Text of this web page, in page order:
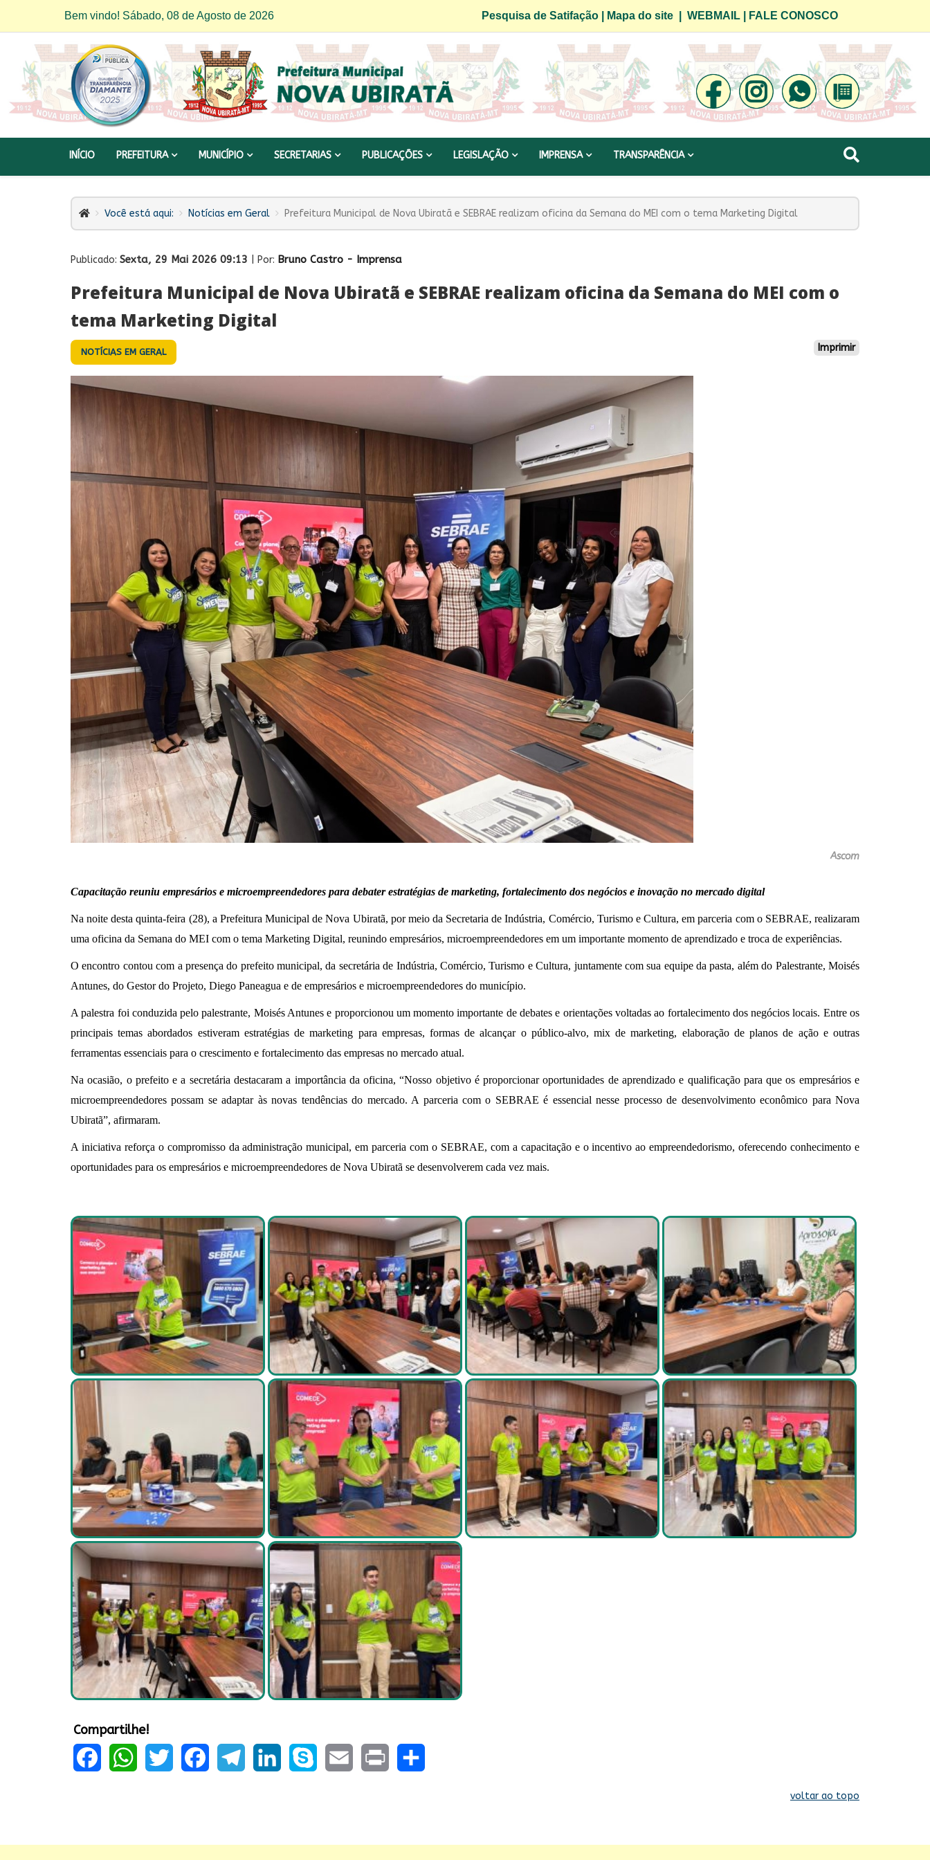
Bem vindo! Sábado, 08 de Agosto de 2026 Pesquisa de Satifação| Mapa do site| WEBMAIL| FALE CONOSCO
INÍCIO PREFEITURA MUNICÍPIO SECRETARIAS PUBLICAÇÕES LEGISLAÇÃO IMPRENSA TRANSPARÊNCIA
Você está aqui: Notícias em Geral Prefeitura Municipal de Nova Ubiratã e SEBRAE realizam oficina da Semana do MEI com o tema Marketing Digital
Publicado: Sexta, 29 Mai 2026 09:13 | Por: Bruno Castro - Imprensa
Prefeitura Municipal de Nova Ubiratã e SEBRAE realizam oficina da Semana do MEI com o
tema Marketing Digital
NOTÍCIAS EM GERAL Imprimir
Ascom
Capacitação reuniu empresários e microempreendedores para debater estratégias de marketing, fortalecimento dos negócios e inovação no mercado digital
Na noite desta quinta-feira (28), a Prefeitura Municipal de Nova Ubiratã, por meio da Secretaria de Indústria, Comércio, Turismo e Cultura, em parceria com o SEBRAE, realizaram
uma oficina da Semana do MEI com o tema Marketing Digital, reunindo empresários, microempreendedores em um importante momento de aprendizado e troca de experiências.
O encontro contou com a presença do prefeito municipal, da secretária de Indústria, Comércio, Turismo e Cultura, juntamente com sua equipe da pasta, além do Palestrante, Moisés
Antunes, do Gestor do Projeto, Diego Paneagua e de empresários e microempreendedores do município.
A palestra foi conduzida pelo palestrante, Moisés Antunes e proporcionou um momento importante de debates e orientações voltadas ao fortalecimento dos negócios locais. Entre os
principais temas abordados estiveram estratégias de marketing para empresas, formas de alcançar o público-alvo, mix de marketing, elaboração de planos de ação e outras
ferramentas essenciais para o crescimento e fortalecimento das empresas no mercado atual.
Na ocasião, o prefeito e a secretária destacaram a importância da oficina, “Nosso objetivo é proporcionar oportunidades de aprendizado e qualificação para que os empresários e
microempreendedores possam se adaptar às novas tendências do mercado. A parceria com o SEBRAE é essencial nesse processo de desenvolvimento econômico para Nova
Ubiratã”, afirmaram.
A iniciativa reforça o compromisso da administração municipal, em parceria com o SEBRAE, com a capacitação e o incentivo ao empreendedorismo, oferecendo conhecimento e
oportunidades para os empresários e microempreendedores de Nova Ubiratã se desenvolverem cada vez mais.
Compartilhe!
voltar ao topo